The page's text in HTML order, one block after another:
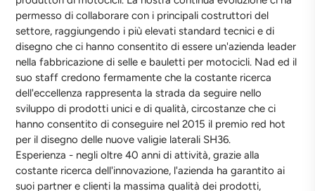
permesso di collaborare con i principali costruttori del
settore, raggiungendo i più elevati standard tecnici e di
disegno che ci hanno consentito di essere un'azienda leader
nella fabbricazione di selle e bauletti per motocicli. Nad ed il
suo staff credono fermamente che la costante ricerca
dell'eccellenza rappresenta la strada da seguire nello
sviluppo di prodotti unici e di qualità, circostanze che ci
hanno consentito di conseguire nel 2015 il premio red hot
per il disegno delle nuove valigie laterali SH36.
Esperienza - negli oltre 40 anni di attività, grazie alla
costante ricerca dell'innovazione, l'azienda ha garantito ai
suoi partner e clienti la massima qualità dei prodotti,